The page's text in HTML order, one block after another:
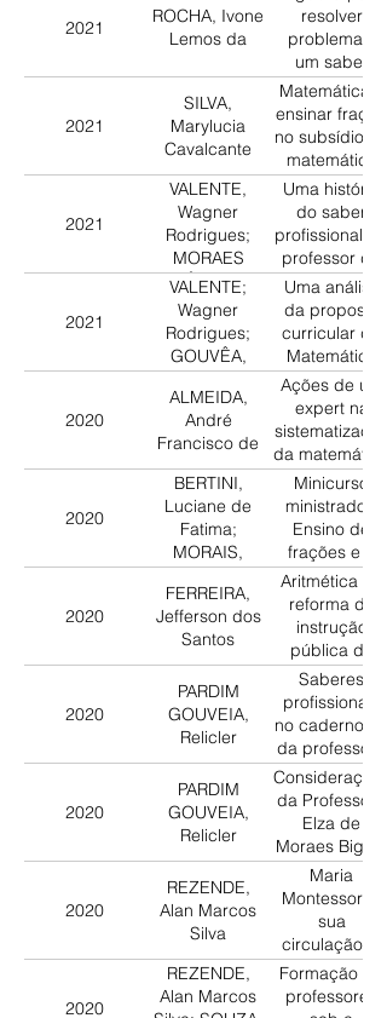
de Matemática
de 1930 e
1950
2021
ROCHA, Ivone
Lemos da
resolver
problemas:
um saber
como
ferramenta
para o curso
primário, pelo
Relatório do
Comitê dos
Quinze (1895)
em dois livros
didáticos na
década de
1910
2021
SILVA,
Marylucia
Cavalcante
Matemática a
ensinar fração
no subsídio de
matemática
para a escola
de oito anos
2021
VALENTE,
Wagner
Rodrigues;
MORAES
JÚNIOR,
Rogério
Jacinto
Uma história
do saber
profissional do
professor de
Matemática:
análises do
curso de
licenciatura da
Universidade
Federal do
Amazonas no
período 1990-
2015
2021
VALENTE;
Wagner
Rodrigues;
GOUVÊA,
Gisele
Uma análise
da proposta
curricular de
Matemática
acerca dos
saberes
profissionais
2020
ALMEIDA,
André
Francisco de
Ações de um
expert na
sistematização
da matemática
para ensinar:
do currículo à
sala de aula à
sala de aula
2020
BERTINI,
Luciane de
Fatima;
MORAIS,
Rosilda dos
Santos;
VALENTE,
Wagner
Rodrigues
Minicurso
ministrado -
Ensino de
frações e a
História da
educação
matemática
2020
FERREIRA,
Jefferson dos
Santos
Aritmética na
reforma da
instrução
pública de
Pernambuco
(1929):
expertise de
José Ribeiro
Escobar
2020
PARDIM
GOUVEIA,
Relicler
Saberes
profissionais
no caderno VII
da professora
Anna Franchi
(São Paulo,
1971)
2020
PARDIM
GOUVEIA,
Relicler
Considerações
da Professora
Elza de
Moraes Bigatti
sobre o ensino
de matemática
na revista
Escola
Municipal
(1968)
2020
REZENDE,
Alan Marcos
Silva
Maria
Montessori a
sua
circulação: o
que dizem as
fontes
italianas?
2020
REZENDE,
Alan Marcos
Formação de
professores